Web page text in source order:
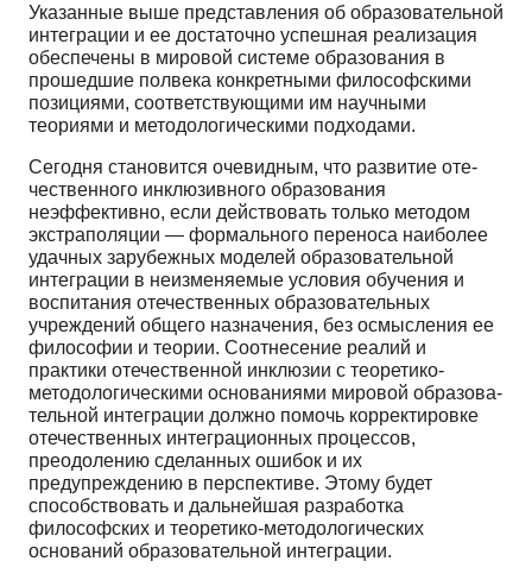
Указанные выше представления об образователь­ной
интеграции и ее достаточно успешная реализация
обеспечены в мировой системе образования в
прошед­шие полвека конкретными философскими
позициями, соответствующими им научными
теориями и методо­логическими подходами.
Сегодня становится очевидным, что развитие оте­
чественного инклюзивного образования
неэффектив­но, если действовать только методом
экстраполяции — формального переноса наиболее
удачных зарубежных моделей образовательной
интеграции в неизменяемые условия обучения и
воспитания отечественных обра­зовательных
учреждений общего назначения, без ос­мысления ее
философии и теории. Соотнесение реа­лий и
практики отечественной инклюзии с теоретико­
методологическими основаниями мировой образова­
тельной интеграции должно помочь корректировке
отечественных интеграционных процессов,
преодоле­нию сделанных ошибок и их
предупреждению в пер­спективе. Этому будет
способствовать и дальнейшая разработка
философских и теоретико-методологичес­ких
оснований образовательной интеграции.